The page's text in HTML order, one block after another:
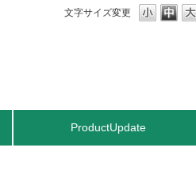
文字サイズ変更
ProductUpdate